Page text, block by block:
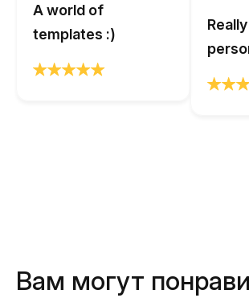
A world of
templates :)
Вам могут